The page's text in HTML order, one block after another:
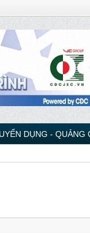
DỤNG - QUẢNG